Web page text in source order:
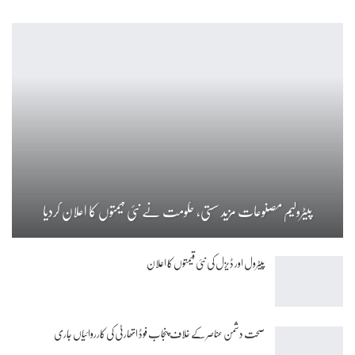
پیٹرولیم مصنوعات مزید سستی، حکومت نے نئی قیمتوں کا اعلان کردیا
پیٹرول اور ڈیزل کی نئی قیمتوں کا اعلان
صحت دشمن عناصر کے خلاف پنجاب فوڈ اتھارٹی کی کارروائیاں جاری